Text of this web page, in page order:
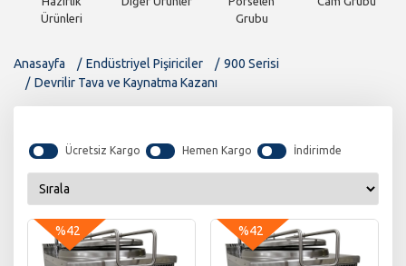
Ürünleri
Grubu
Anasayfa Endüstriyel Pişiriciler
900 Serisi
Devrilir Tava ve Kaynatma Kazanı
Ücretsiz Kargo Hemen Kargo İndirimde
%42 %42